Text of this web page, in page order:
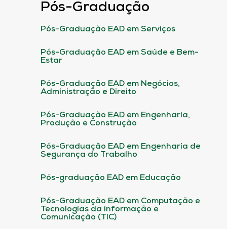
Pós-Graduação
Pós-Graduação EAD em Serviços
Pós-Graduação EAD em Saúde e Bem-
Estar
Pós-Graduação EAD em Negócios,
Administração e Direito
Pós-Graduação EAD em Engenharia,
Produção e Construção
Pós-Graduação EAD em Engenharia de
Segurança do Trabalho
Pós-graduação EAD em Educação
Pós-Graduação EAD em Computação e
Tecnologias da informação e
Comunicação (TIC)